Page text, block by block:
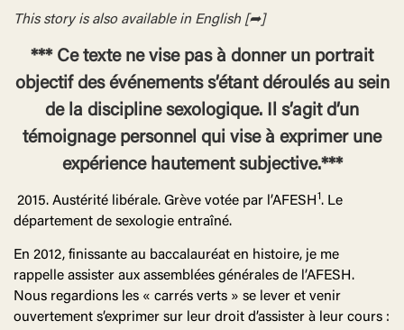
This story is also available in English [➦]
*** Ce texte ne vise pas à donner un portrait
objectif des événements s’étant déroulés au sein
de la discipline sexologique. Il s’agit d’un
témoignage personnel qui vise à exprimer une
expérience hautement subjective.***
2015. Austérité libérale. Grève votée par l’AFESH1. Le
département de sexologie entraîné.
En 2012, finissante au baccalauréat en histoire, je me
rappelle assister aux assemblées générales de l’AFESH.
Nous regardions les « carrés verts » se lever et venir
ouvertement s’exprimer sur leur droit d’assister à leur cours :